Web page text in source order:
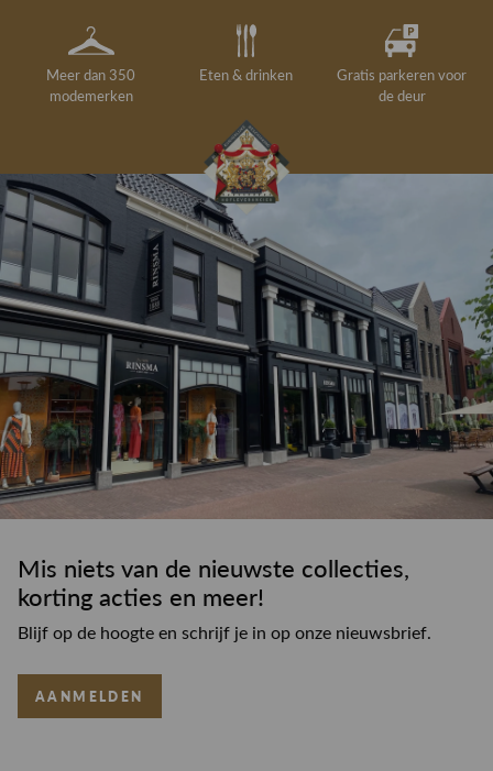
Meer dan 350
modemerken
Eten & drinken
Gratis parkeren voor
de deur
drankje
Gratis retourneren in
de winkel
Deskundig
kledingadvies
Mis niets van de nieuwste collecties,
korting acties en meer!
Blijf op de hoogte en schrijf je in op onze nieuwsbrief.
AANMELDEN